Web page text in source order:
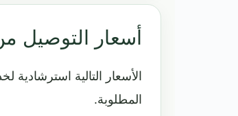
أسعار التوصيل
الأسعار التالية
المطلوبة.